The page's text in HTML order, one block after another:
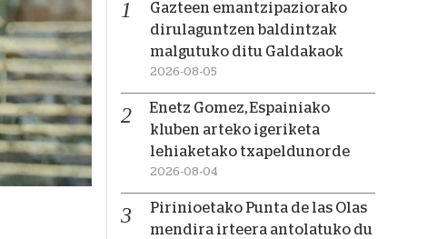
Gazteen emantzipaziorako
dirulaguntzen baldintzak
malgutuko ditu Galdakaok
2026-08-05
Enetz Gomez, Espainiako
kluben arteko igeriketa
lehiaketako txapeldunorde
2026-08-04
Pirinioetako Punta de las Olas
mendira irteera antolatuko du